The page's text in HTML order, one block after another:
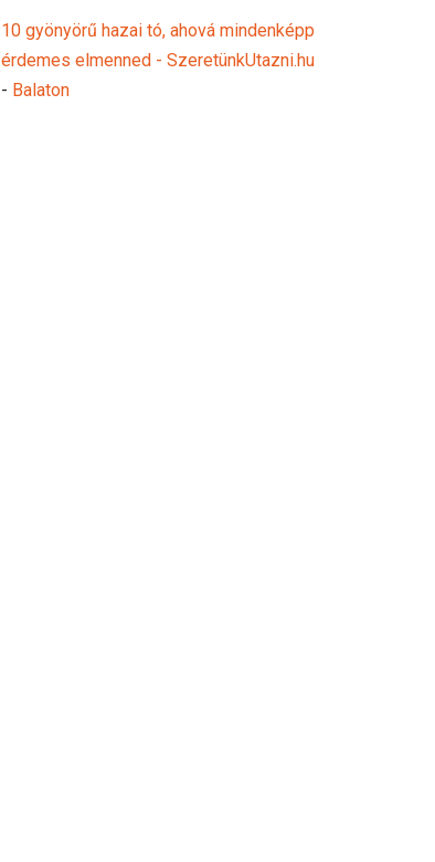
10 gyönyörű hazai tó, ahová mindenképp
érdemes elmenned - SzeretünkUtazni.hu
- Balaton